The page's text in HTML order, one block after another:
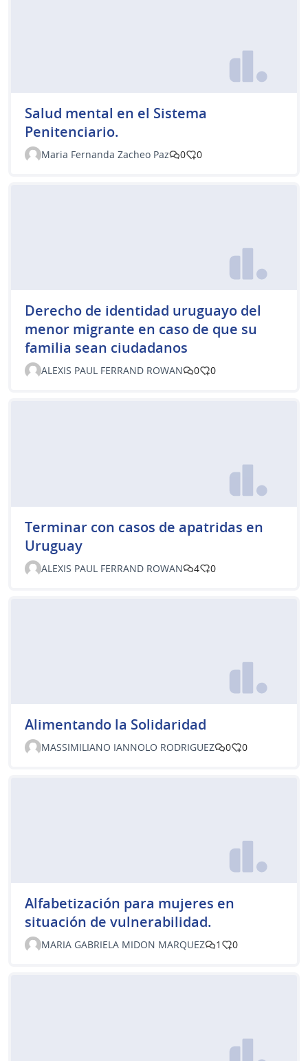
Salud mental en el Sistema
Penitenciario.
Maria Fernanda Zacheo Paz 0 0
Derecho de identidad uruguayo del
menor migrante en caso de que su
familia sean ciudadanos
ALEXIS PAUL FERRAND ROWAN 0 0
Terminar con casos de apatridas en
Uruguay
ALEXIS PAUL FERRAND ROWAN 4 0
Alimentando la Solidaridad
MASSIMILIANO IANNOLO RODRIGUEZ 0 0
Alfabetización para mujeres en
situación de vulnerabilidad.
MARIA GABRIELA MIDON MARQUEZ 1 0